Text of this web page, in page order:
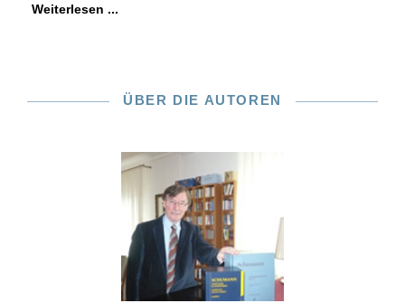
Weiterlesen ...
ÜBER DIE AUTOREN